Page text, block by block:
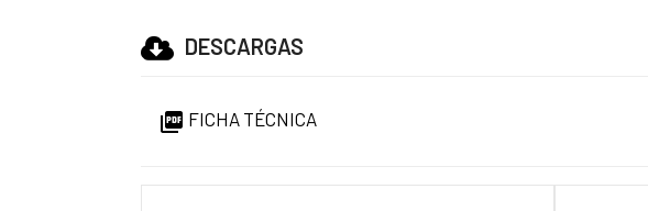
DESCARGAS
 FICHA TÉCNICA